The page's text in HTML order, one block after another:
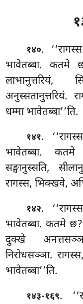
१४०. ‘‘रागस्स
भावेतब्बा. कतमे
लाभानुत्तरियं,
धम्मा भावेतब्बा’’ति.
१४१.
भावेतब्बा. कतमे
सङ्घानुस्सति,
रागस्स, भिक्खवे,
१४२.
भावेतब्बा. कतमे
दुक्खे
निरोधसञ्ञा.
भावेतब्बा’’ति.
१४३-१६९.